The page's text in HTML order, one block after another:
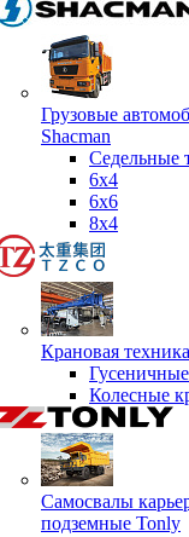
Грузовые
Shacman
Седельные
6х4
6x6
8x4
Крановая
Колесные
Самосвалы
подземные Tonly